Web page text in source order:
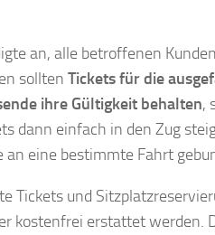
an, alle betroffenen
sollten Tickets für die
ihre Gültigkeit behalten,
dann einfach in den Zug
an eine bestimmte Fahrt
Tickets und
kostenfrei erstattet werden.